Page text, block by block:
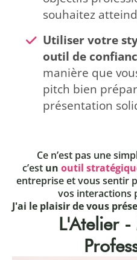
souhaitez
Utiliser votre
outil de
manière que
pitch bien
présentation
Ce n’est pas une
c’est un outil
entreprise et vous sentir
vos interactions
J'ai le plaisir de vous
L'Atelier -